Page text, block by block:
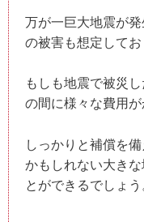
万が一巨大地震が
の被害も想定してお
もしも地震で被災
の間に様々な費用が
しっかりと補償を
かもしれない大き
とができるでしょう